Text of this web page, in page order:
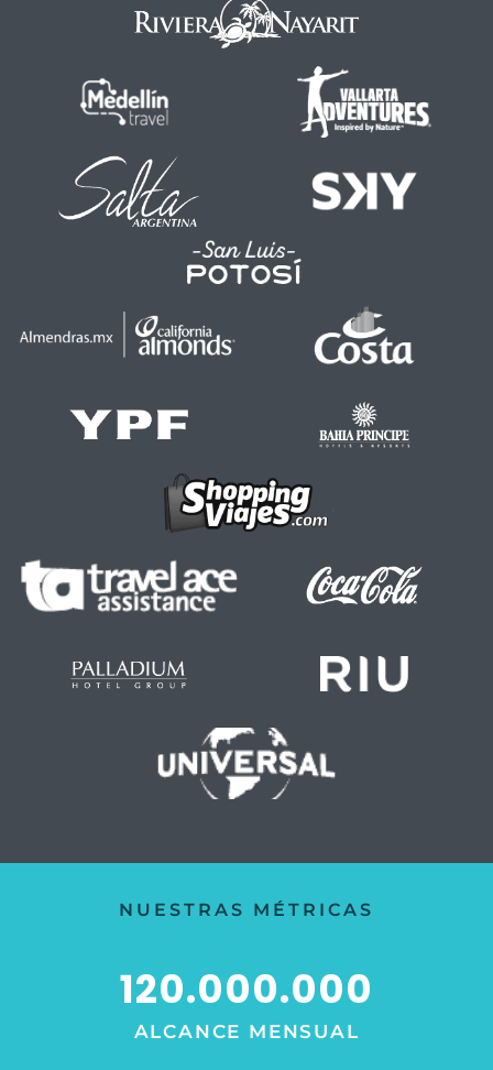
NUESTRAS MÉTRICAS
ALCANCE MENSUAL
120.000.000